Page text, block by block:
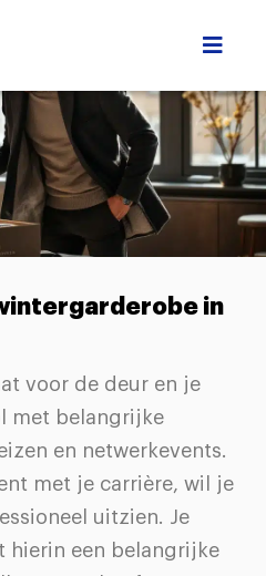
in
voor de deur en je
met belangrijke
en netwerkevents.
met je carrière, wil je
uitzien. Je
hierin een belangrijke